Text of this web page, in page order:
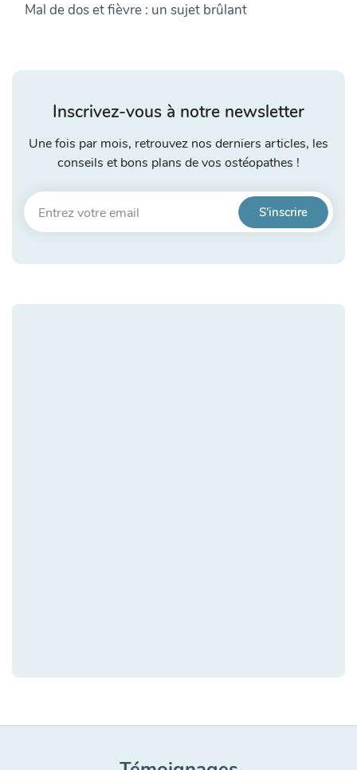
Mal de dos et fièvre : un sujet brûlant
Inscrivez-vous à notre newsletter
Une fois par mois, retrouvez nos derniers articles, les
conseils et bons plans de vos ostéopathes !